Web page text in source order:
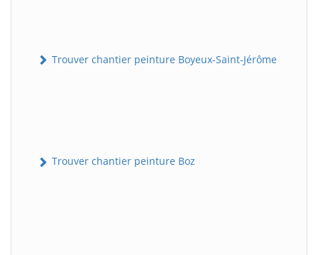
Trouver chantier peinture Boyeux-Saint-Jérôme
Trouver chantier peinture Boz